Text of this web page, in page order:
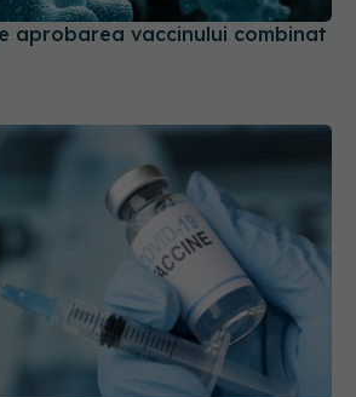
aprobarea vaccinului combinat